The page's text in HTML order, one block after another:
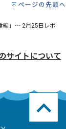
ページの先頭へ
編」～ 2月25日レポ
サイトについて